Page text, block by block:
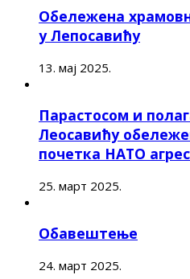
Обележена
у Лепосавићу
13. мај 2025.
Парастосом и
Леосавићу
почетка НАТО
25. март 2025.
Обавештење
24. март 2025.